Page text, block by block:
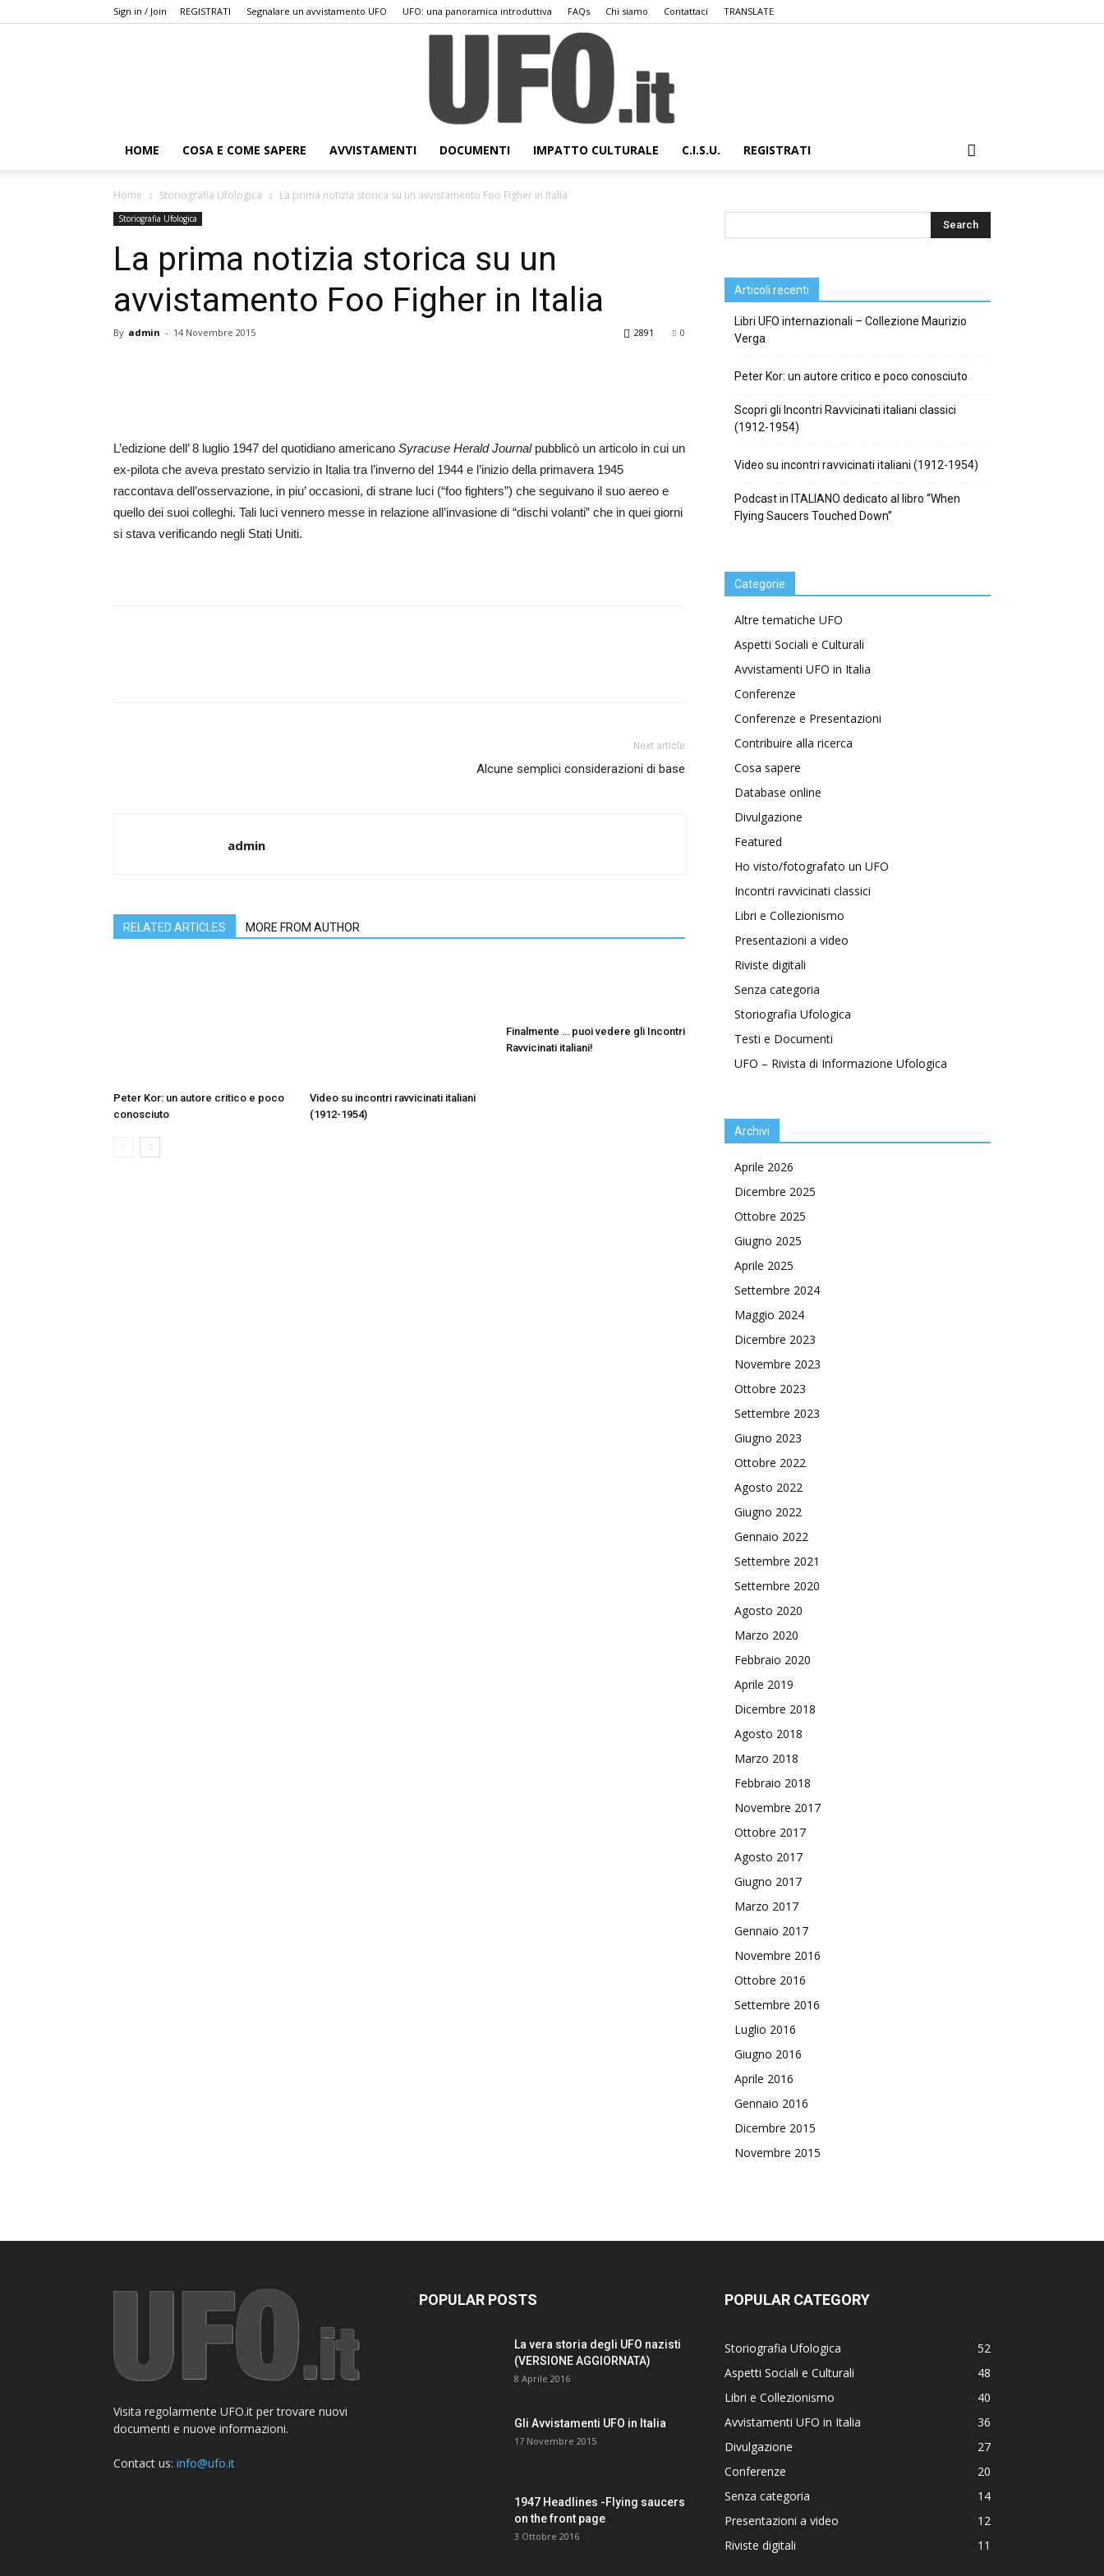
Sign in / Join REGISTRATI Segnalare un avvistamento UFO UFO: una panoramica introduttiva FAQs Chi siamo Contattaci TRANSLATE
HOME COSA E COME SAPERE AVVISTAMENTI DOCUMENTI IMPATTO CULTURALE C.I.S.U. REGISTRATI
Home Storiografia Ufologica La prima notizia storica su un avvistamento Foo Figher in Italia
Storiografia Ufologica
La prima notizia storica su un
avvistamento Foo Figher in Italia
By admin - 14 Novembre 2015 0
2891
L’edizione dell’ 8 luglio 1947 del quotidiano americano Syracuse Herald Journalpubblicò un articolo in cui un
ex-pilota che aveva prestato servizio in Italia tra l’inverno del 1944 e l’inizio della primavera 1945
raccontava dell’osservazione, in piu’ occasioni, di strane luci (“foo fighters”) che seguivano il suo aereo e
quello dei suoi colleghi. Tali luci vennero messe in relazione all’invasione di “dischi volanti” che in quei giorni
si stava verificando negli Stati Uniti.
Next article
Alcune semplici considerazioni di base
admin
RELATED ARTICLES MORE FROM AUTHOR
Peter Kor: un autore critico e poco
conosciuto
Video su incontri ravvicinati italiani
(1912-1954)
Finalmente … puoi vedere gli Incontri
Ravvicinati italiani!
Articoli recenti
Libri UFO internazionali – Collezione Maurizio
Verga
Peter Kor: un autore critico e poco conosciuto
Scopri gli Incontri Ravvicinati italiani classici
(1912-1954)
Video su incontri ravvicinati italiani (1912-1954)
Podcast in ITALIANO dedicato al libro “When
Flying Saucers Touched Down”
Categorie
Altre tematiche UFO
Aspetti Sociali e Culturali
Avvistamenti UFO in Italia
Conferenze
Conferenze e Presentazioni
Contribuire alla ricerca
Cosa sapere
Database online
Divulgazione
Featured
Ho visto/fotografato un UFO
Incontri ravvicinati classici
Libri e Collezionismo
Presentazioni a video
Riviste digitali
Senza categoria
Storiografia Ufologica
Testi e Documenti
UFO – Rivista di Informazione Ufologica
Archivi
Aprile 2026
Dicembre 2025
Ottobre 2025
Giugno 2025
Aprile 2025
Settembre 2024
Maggio 2024
Dicembre 2023
Novembre 2023
Ottobre 2023
Settembre 2023
Giugno 2023
Ottobre 2022
Agosto 2022
Giugno 2022
Gennaio 2022
Settembre 2021
Settembre 2020
Agosto 2020
Marzo 2020
Febbraio 2020
Aprile 2019
Dicembre 2018
Agosto 2018
Marzo 2018
Febbraio 2018
Novembre 2017
Ottobre 2017
Agosto 2017
Giugno 2017
Marzo 2017
Gennaio 2017
Novembre 2016
Ottobre 2016
Settembre 2016
Luglio 2016
Giugno 2016
Aprile 2016
Gennaio 2016
Dicembre 2015
Novembre 2015
Visita regolarmente UFO.it per trovare nuovi
documenti e nuove informazioni.
Contact us: info@ufo.it
POPULAR POSTS
La vera storia degli UFO nazisti
(VERSIONE AGGIORNATA)
8 Aprile 2016
Gli Avvistamenti UFO in Italia
17 Novembre 2015
1947 Headlines -Flying saucers
on the front page
3 Ottobre 2016
POPULAR CATEGORY
Storiografia Ufologica
52
Aspetti Sociali e Culturali
48
Libri e Collezionismo
40
Avvistamenti UFO in Italia
36
Divulgazione
27
Conferenze
20
Senza categoria
14
Presentazioni a video
12
Riviste digitali
11